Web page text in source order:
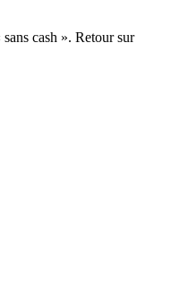
cash ». Retour sur